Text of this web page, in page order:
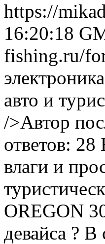
https://
16:20:18
fishing.ru/
авто и
/>Автор
ответов: 28
влаги и
OREGON
девайса ? В